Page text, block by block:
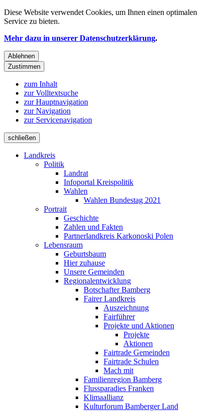
Diese Website verwendet Cookies, um Ihnen einen optimalen
Service zu bieten.
Mehr dazu in unserer Datenschutzerklärung.
Ablehnen
Zustimmen
zum Inhalt
zur Volltextsuche
zur Hauptnavigation
zur Navigation
zur Servicenavigation
schließen
Landkreis
Politik
Landrat
Infoportal Kreispolitik
Wahlen
Wahlen Bundestag 2021
Portrait
Geschichte
Zahlen und Fakten
Partnerlandkreis Karkonoski Polen
Lebensraum
Geburtsbaum
Hier zuhause
Unsere Gemeinden
Regionalentwicklung
Botschafter Bamberg
Fairer Landkreis
Auszeichnung
Fairführer
Projekte und Aktionen
Projekte
Aktionen
Fairtrade Gemeinden
Fairtrade Schulen
Mach mit
Familienregion Bamberg
Flussparadies Franken
Klimaallianz
Kulturforum Bamberger Land